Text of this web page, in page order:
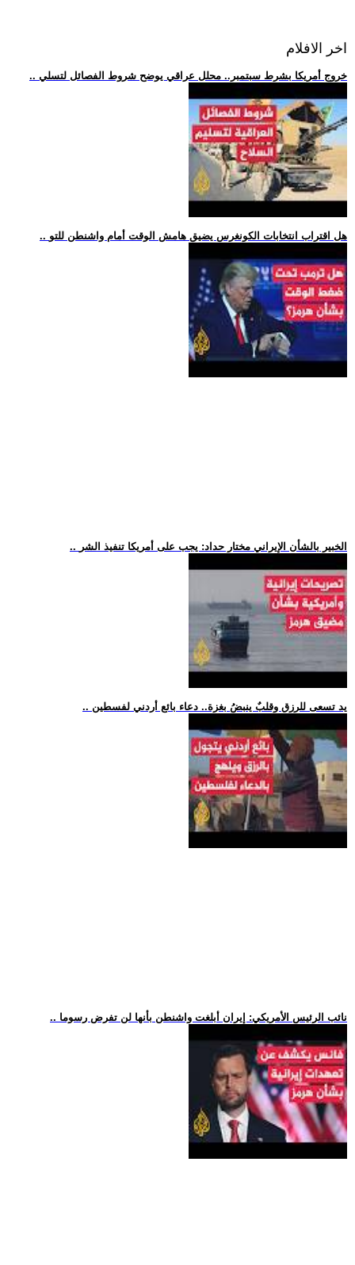
اخر الافلام
.. خروج أمريكا بشرط سبتمبر.. محلل عراقي يوضح شروط الفصائل لتسلي
.. هل اقتراب انتخابات الكونغرس يضيق هامش الوقت أمام واشنطن للتو
.. الخبير بالشأن الإيراني مختار حداد: يجب على أمريكا تنفيذ الشر
.. يد تسعى للرزق وقلبٌ ينبضُ بغزة.. دعاء بائع أردني لفسطين
.. نائب الرئيس الأمريكي: إيران أبلغت واشنطن بأنها لن تفرض رسوما